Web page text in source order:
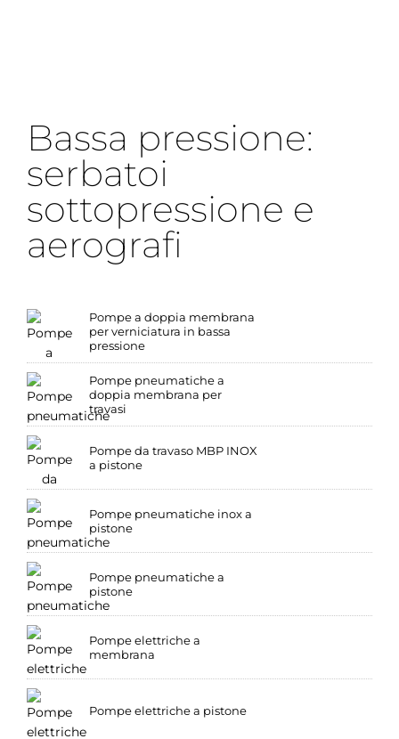
Bassa pressione:
serbatoi
sottopressione e
aerografi
Pompe a doppia membrana
per verniciatura in bassa
pressione
Pompe pneumatiche a
doppia membrana per
travasi
Pompe da travaso MBP INOX
a pistone
Pompe pneumatiche inox a
pistone
Pompe pneumatiche a
pistone
Pompe elettriche a
membrana
Pompe elettriche a pistone